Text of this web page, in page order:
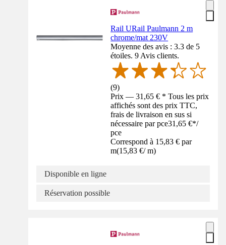
Rail URail Paulmann 2 m
chrome/mat 230V
Moyenne des avis : 3.3 de 5
étoiles. 9 Avis clients.
(9)
Prix — 31,65 € * Tous les prix
affichés sont des prix TTC,
frais de livraison en sus si
nécessaire par pce31,65 €*/
pce
Correspond à 15,83 € par
m(15,83 €/ m)
Disponible en ligne
Réservation possible